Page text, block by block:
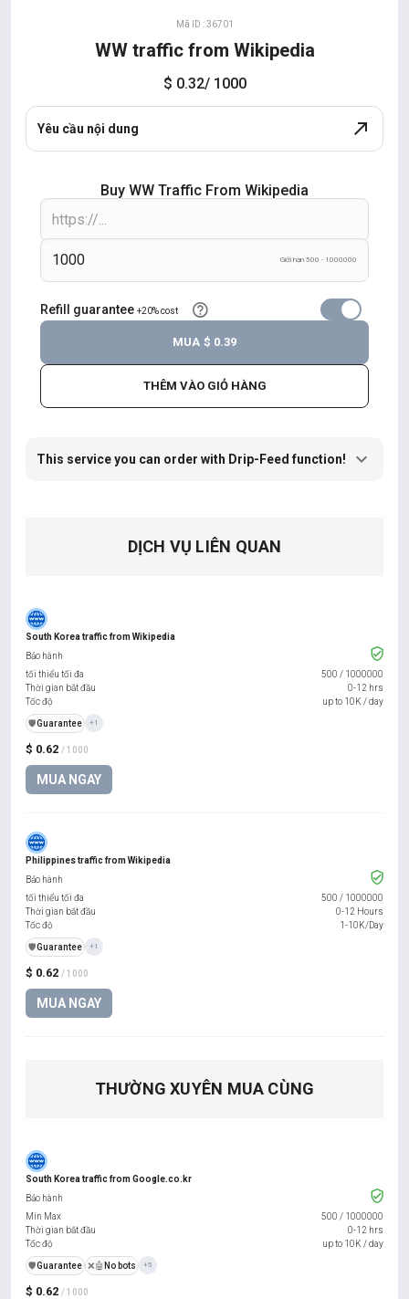
Mã ID : 36701
WW traffic from Wikipedia
$ 0.32/ 1000
Yêu cầu nội dung
Buy WW Traffic From Wikipedia
Giới hạn 500 - 1000000
Refill guarantee +20% cost
THÊM VÀO GIỎ HÀNG
MUA $ 0.39
This service you can order with Drip-Feed function!
DỊCH VỤ LIÊN QUAN
South Korea traffic from Wikipedia
$ 0.62 / 1000
MUA NGAY
Bảo hành
tối thiểu tối đa
500 / 1000000
Thời gian bắt đầu
0-12 hrs
Tốc độ
up to 10K / day
️🛡️Guarantee +1
Philippines traffic from Wikipedia
$ 0.62 / 1000
MUA NGAY
Bảo hành
tối thiểu tối đa
500 / 1000000
Thời gian bắt đầu
0-12 Hours
Tốc độ
1-10K/Day
️🛡️Guarantee +1
THƯỜNG XUYÊN MUA CÙNG
South Korea traffic from Google.co.kr
$ 0.62 / 1000
Bảo hành
Min Max
500 / 1000000
Thời gian bắt đầu
0-12 hrs
Tốc độ
up to 10K / day
️🛡️Guarantee ❌🤖 No bots +5